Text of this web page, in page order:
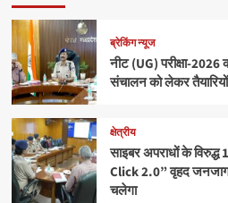
ब्रेकिंग न्यूज
नीट (UG) परीक्षा-2026
संचालन को लेकर तैयारियों
क्षेत्रीय
साइबर अपराधों के विरुद्ध
Click 2.0” वृहद
चलेगा